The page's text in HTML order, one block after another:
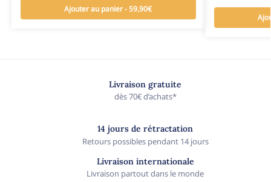
Ajouter au panier - 59,90€
Livraison gratuite
dès 70€ d’achats*
14 jours de rétractation
Retours possibles pendant 14 jours
Livraison internationale
Livraison partout dans le monde